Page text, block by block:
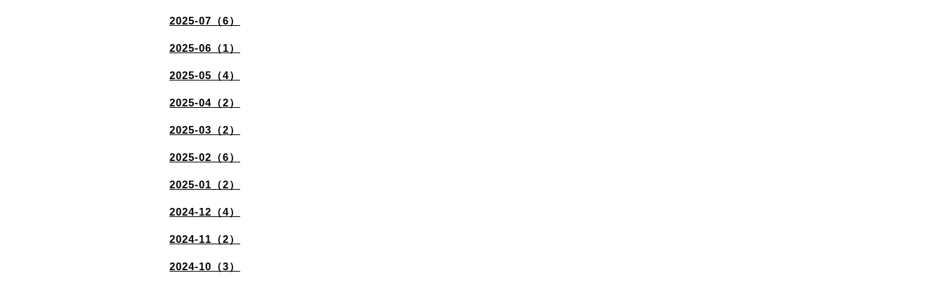
2025-07（6）
2025-06（1）
2025-05（4）
2025-04（2）
2025-03（2）
2025-02（6）
2025-01（2）
2024-12（4）
2024-11（2）
2024-10（3）